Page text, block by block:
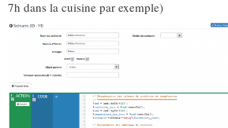
7h dans la cuisine par exemple)